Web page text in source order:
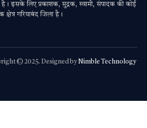
इसके लिए प्रकाशक, मुद्रक, स्वामी, संपादक की कोई
क्षेत्र गरियाबंद जिला है।
© 2025. Designed byNimble Technology